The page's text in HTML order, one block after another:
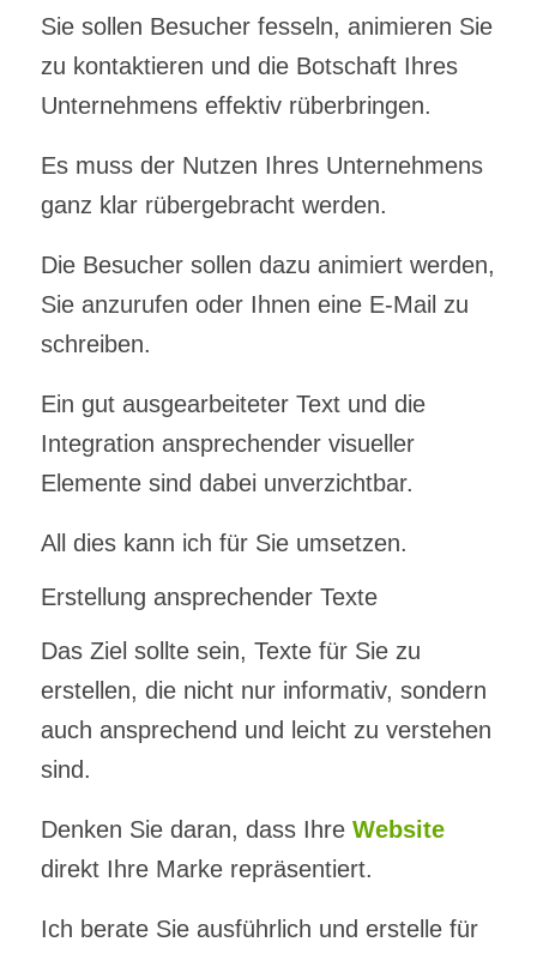
Sie sollen Besucher fesseln, animieren Sie
zu kontaktieren und die Botschaft Ihres
Unternehmens effektiv rüberbringen.
Es muss der Nutzen Ihres Unternehmens
ganz klar rübergebracht werden.
Die Besucher sollen dazu animiert werden,
Sie anzurufen oder Ihnen eine E-Mail zu
schreiben.
Ein gut ausgearbeiteter Text und die
Integration ansprechender visueller
Elemente sind dabei unverzichtbar.
All dies kann ich für Sie umsetzen.
Erstellung ansprechender Texte
Das Ziel sollte sein, Texte für Sie zu
erstellen, die nicht nur informativ, sondern
auch ansprechend und leicht zu verstehen
sind.
Denken Sie daran, dass Ihre Website
direkt Ihre Marke repräsentiert.
Ich berate Sie ausführlich und erstelle für